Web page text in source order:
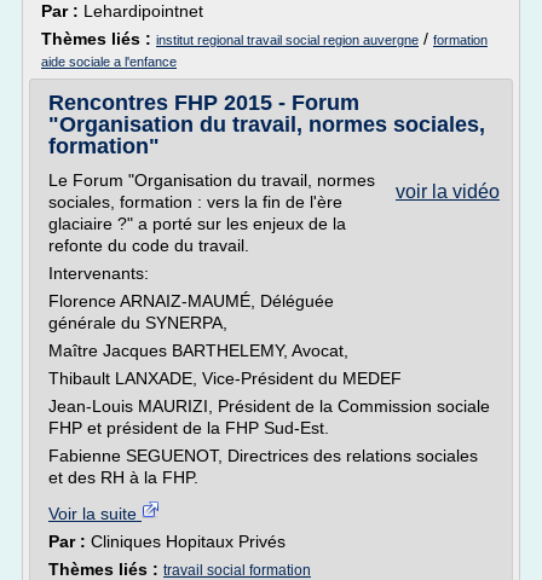
Par : Lehardipointnet
Thèmes liés : institut regional travail social region auvergne / formation
aide sociale a l'enfance
Rencontres FHP 2015 - Forum
"Organisation du travail, normes sociales,
formation"
voir la vidéo
Le Forum "Organisation du travail, normes
sociales, formation : vers la fin de l'ère
glaciaire ?" a porté sur les enjeux de la
refonte du code du travail.
Intervenants:
Florence ARNAIZ-MAUMÉ, Déléguée
générale du SYNERPA,
Maître Jacques BARTHELEMY, Avocat,
Thibault LANXADE, Vice-Président du MEDEF
Jean-Louis MAURIZI, Président de la Commission sociale
FHP et président de la FHP Sud-Est.
Fabienne SEGUENOT, Directrices des relations sociales
et des RH à la FHP.
Voir la suite
Par : Cliniques Hopitaux Privés
Thèmes liés : travail social formation